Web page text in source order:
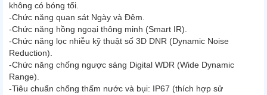
không có bóng tối.
-Chức năng quan sát Ngày và Đêm.
-Chức năng hồng ngoại thông minh (Smart IR).
-Chức năng lọc nhiễu kỹ thuật số 3D DNR (Dynamic Noise
Reduction).
-Chức năng chống ngược sáng Digital WDR (Wide Dynamic
Range).
-Tiêu chuẩn chống thấm nước và bụi: IP67 (thích hợp sử